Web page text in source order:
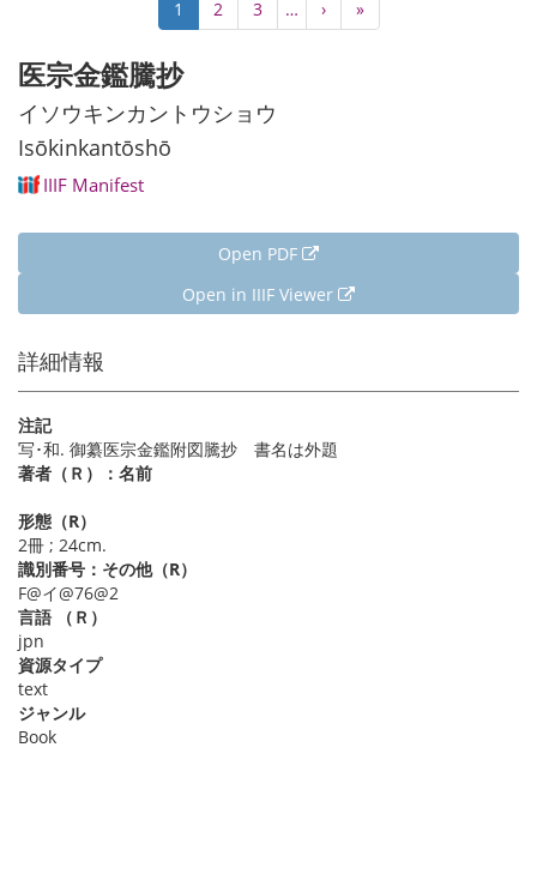
Current
page
1 Page
2 Page
3 …
Next
page
›
Last
page
»
医宗金鑑騰抄
イソウキンカントウショウ
Isōkinkantōshō
IIIF Manifest
Open PDF
Open in IIIF Viewer
詳細情報
注記
写･和. 御纂医宗金鑑附図騰抄 書名は外題
著者（Ｒ）：名前
形態（R）
2冊 ; 24cm.
識別番号：その他（R）
F@イ@76@2
言語 （Ｒ）
jpn
資源タイプ
text
ジャンル
Book